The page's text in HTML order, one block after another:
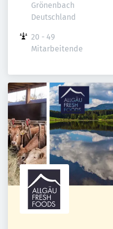
Grönenbach
Deutschland
20 - 49
Mitarbeitende